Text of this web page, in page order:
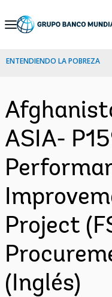
Skip
Navigation
ENTENDIENDO LA POBREZA
ASIA-
Project
(Inglés)